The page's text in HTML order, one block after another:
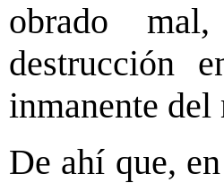
obrado
destrucción
inmanente del
De ahí que,